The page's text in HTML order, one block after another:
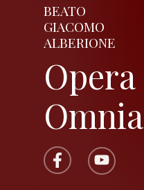
BEATO
GIACOMO
ALBERIONE
Opera
Omnia